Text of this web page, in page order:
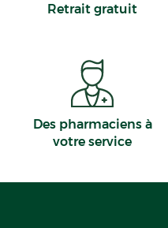
Retrait gratuit
Des pharmaciens à
votre service